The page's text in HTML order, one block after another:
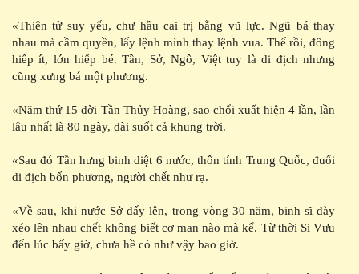
«Thiên tử suy yếu, chư hầu cai trị bằng vũ lực. Ngũ bá thay
nhau mà cầm quyền, lấy lệnh mình thay lệnh vua. Thế rồi, đông
hiếp ít, lớn hiếp bé. Tần, Sở, Ngô, Việt tuy là di địch nhưng
cũng xưng bá một phương.
«Năm thứ 15 đời Tần Thủy Hoàng, sao chổi xuất hiện 4 lần, lần
lâu nhất là 80 ngày, dài suốt cả khung trời.
«Sau đó Tần hưng binh diệt 6 nước, thôn tính Trung Quốc, đuổi
di địch bốn phương, người chết như rạ.
«Về sau, khi nước Sở dấy lên, trong vòng 30 năm, binh sĩ dày
xéo lên nhau chết không biết cơ man nào mà kể. Từ thời Si Vưu
đến lúc bấy giờ, chưa hề có như vậy bao giờ.